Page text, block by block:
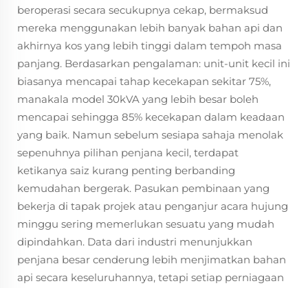
beroperasi secara secukupnya cekap, bermaksud
mereka menggunakan lebih banyak bahan api dan
akhirnya kos yang lebih tinggi dalam tempoh masa
panjang. Berdasarkan pengalaman: unit-unit kecil ini
biasanya mencapai tahap kecekapan sekitar 75%,
manakala model 30kVA yang lebih besar boleh
mencapai sehingga 85% kecekapan dalam keadaan
yang baik. Namun sebelum sesiapa sahaja menolak
sepenuhnya pilihan penjana kecil, terdapat
ketikanya saiz kurang penting berbanding
kemudahan bergerak. Pasukan pembinaan yang
bekerja di tapak projek atau penganjur acara hujung
minggu sering memerlukan sesuatu yang mudah
dipindahkan. Data dari industri menunjukkan
penjana besar cenderung lebih menjimatkan bahan
api secara keseluruhannya, tetapi setiap perniagaan